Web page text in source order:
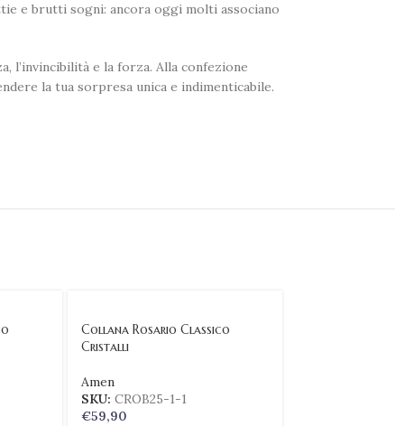
e brutti sogni: ancora oggi molti associano
l’invincibilità e la forza. Alla confezione
la tua sorpresa unica e indimenticabile.
Collana Rosario Classico
Cristalli
Amen
SKU: CROB25-1-1
€59,90